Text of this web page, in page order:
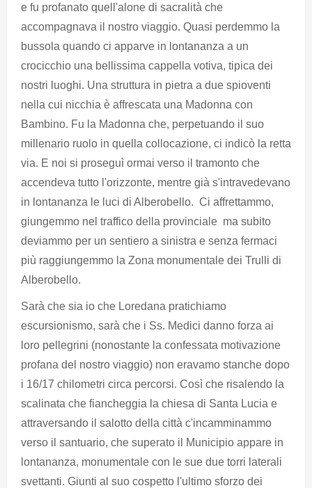
e fu profanato quell'alone di sacralità che
accompagnava il nostro viaggio. Quasi perdemmo la
bussola quando ci apparve in lontananza a un
crocicchio una bellissima cappella votiva, tipica dei
nostri luoghi. Una struttura in pietra a due spioventi
nella cui nicchia è affrescata una Madonna con
Bambino. Fu la Madonna che, perpetuando il suo
millenario ruolo in quella collocazione, ci indicò la retta
via. E noi si proseguì ormai verso il tramonto che
accendeva tutto l'orizzonte, mentre già s'intravedevano
in lontananza le luci di Alberobello. Ci affrettammo,
giungemmo nel traffico della provinciale ma subito
deviammo per un sentiero a sinistra e senza fermaci
più raggiungemmo la Zona monumentale dei Trulli di
Alberobello.
Sarà che sia io che Loredana pratichiamo
escursionismo, sarà che i Ss. Medici danno forza ai
loro pellegrini (nonostante la confessata motivazione
profana del nostro viaggio) non eravamo stanche dopo
i 16/17 chilometri circa percorsi. Così che risalendo la
scalinata che fiancheggia la chiesa di Santa Lucia e
attraversando il salotto della città c'incamminammo
verso il santuario, che superato il Municipio appare in
lontananza, monumentale con le sue due torri laterali
svettanti. Giunti al suo cospetto l'ultimo sforzo dei